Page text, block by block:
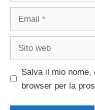
Salva il mio nome,
browser per la